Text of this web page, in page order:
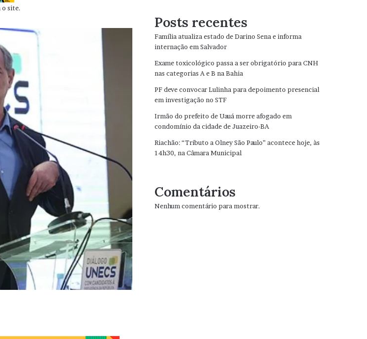
o site.
Posts recentes
Família atualiza estado de Darino Sena e informa
internação em Salvador
Exame toxicológico passa a ser obrigatório para CNH
nas categorias A e B na Bahia
PF deve convocar Lulinha para depoimento presencial
em investigação no STF
Irmão do prefeito de Uauá morre afogado em
condomínio da cidade de Juazeiro-BA
Riachão: “Tributo a Olney São Paulo” acontece hoje, às
14h30, na Câmara Municipal
Comentários
Nenhum comentário para mostrar.